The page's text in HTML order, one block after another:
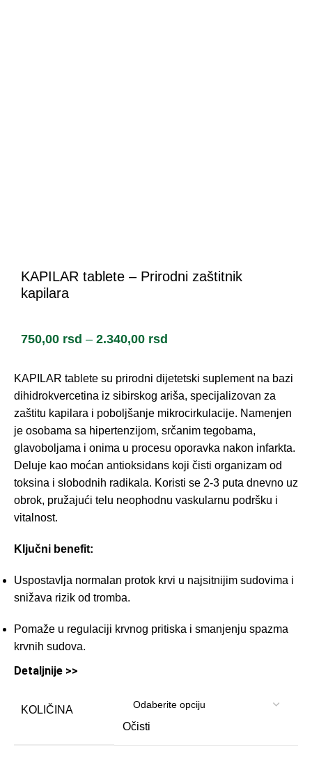
KAPILAR tablete – Prirodni zaštitnik
kapilara
750,00 rsd – 2.340,00 rsd
KAPILAR tablete su prirodni dijetetski suplement na bazi
dihidrokvercetina iz sibirskog ariša, specijalizovan za
zaštitu kapilara i poboljšanje mikrocirkulacije. Namenjen
je osobama sa hipertenzijom, srčanim tegobama,
glavoboljama i onima u procesu oporavka nakon infarkta.
Deluje kao moćan antioksidans koji čisti organizam od
toksina i slobodnih radikala. Koristi se 2-3 puta dnevno uz
obrok, pružajući telu neophodnu vaskularnu podršku i
vitalnost.
Ključni benefit:
Uspostavlja normalan protok krvi u najsitnijim sudovima i
snižava rizik od tromba.
Pomaže u regulaciji krvnog pritiska i smanjenju spazma
krvnih sudova.
Detaljnije >>
KOLIČINA
Očisti